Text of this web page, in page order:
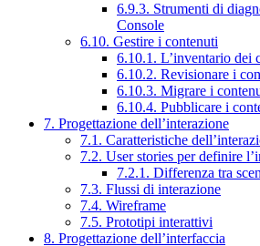
6.9.3. Strumenti di
Console
6.10. Gestire i contenuti
6.10.1. L’inventario dei
6.10.2. Revisionare i
6.10.3. Migrare i
6.10.4. Pubblicare i
7. Progettazione dell’interazione
7.1. Caratteristiche
7.2. User stories per definire
7.2.1. Differenza tra
7.3. Flussi di interazione
7.4. Wireframe
7.5. Prototipi interattivi
8. Progettazione dell’interfaccia